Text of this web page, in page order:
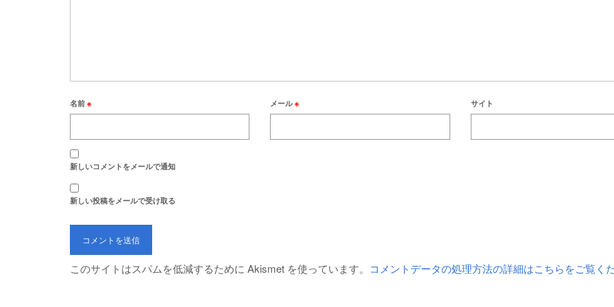
名前 ※ メール※ サイト
新しいコメントをメールで通知
新しい投稿をメールで受け取る
このサイトはスパムを低減するために Akismet を使っています。 コメントデータの処理方法の詳細はこちらをご覧く